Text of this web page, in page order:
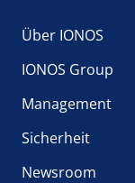
Über IONOS
IONOS Group
Management
Sicherheit
Newsroom